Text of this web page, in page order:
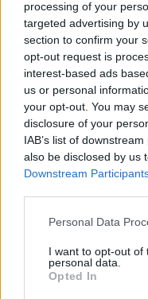
processing of your
targeted advertising by
section to confirm your
opt-out request is
interest-based ads
us or personal
your opt-out. You may
disclosure of your
IAB’s list of
also be disclosed by us
Downstream
Personal Data
I want to opt-out of
personal data.
Opted In
incintă